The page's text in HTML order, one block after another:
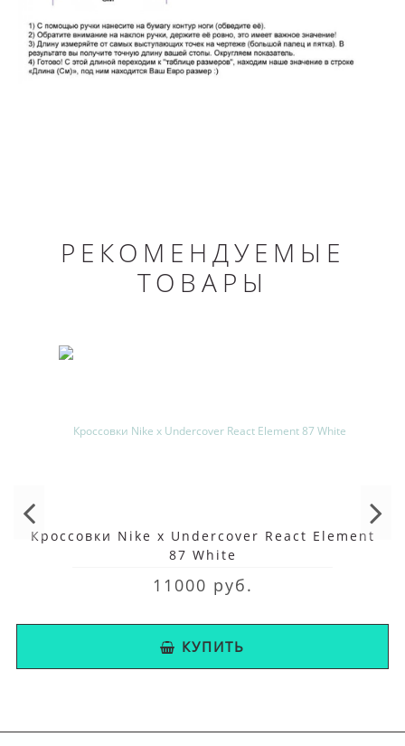
РЕКОМЕНДУЕМЫЕ
ТОВАРЫ
Кроссовки Nike x Undercover React Element
87 White
11000 руб.
КУПИТЬ